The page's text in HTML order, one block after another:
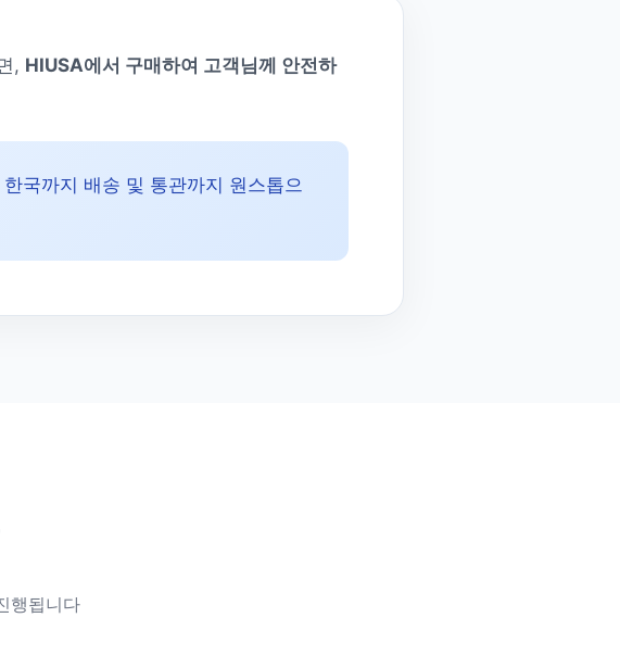
, HIUSA에서 구매하여 고객님께 안전하
국까지 배송 및 통관까지 원스톱으
행됩니다